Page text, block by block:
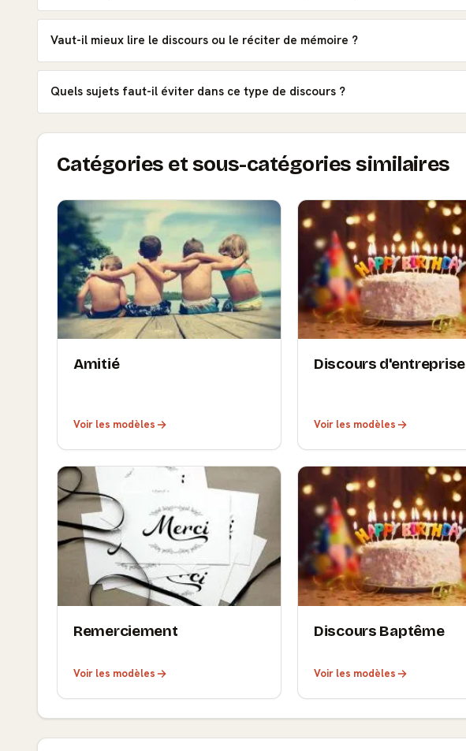
Vaut-il mieux lire le discours ou le réciter de mémoire ?
Quels sujets faut-il éviter dans ce type de discours ?
Catégories et sous-catégories similaires
Amitié
Voir les modèles
Discours d'entreprise
Voir les modèles
Remerciement
Voir les modèles
Discours Baptême
Voir les modèles